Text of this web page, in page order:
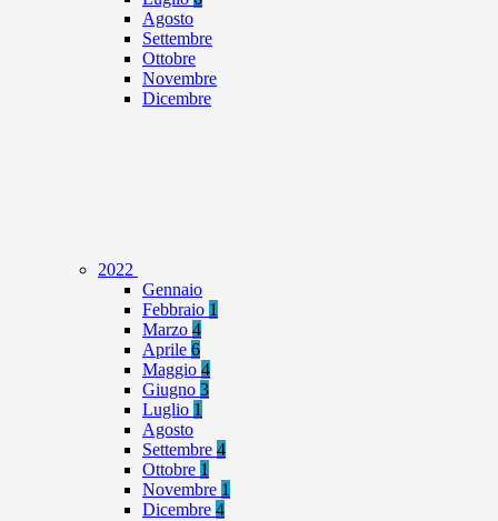
Agosto
Settembre
Ottobre
Novembre
Dicembre
2022
Gennaio
Febbraio 1
Marzo 4
Aprile 6
Maggio 4
Giugno 3
Luglio 1
Agosto
Settembre 4
Ottobre 1
Novembre 1
Dicembre 4